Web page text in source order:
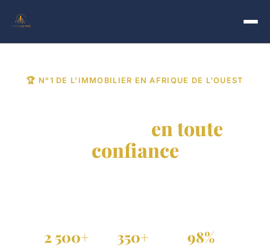
🏆 N°1 DE L'IMMOBILIER EN AFRIQUE DE L'OUEST
en toute
confiance
2 500+ 350+ 98%